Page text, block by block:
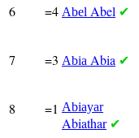
6 =4 Abel Abel ✔
7 =3 Abia Abia ✔
8 =1 Abiayar
Abiathar ✔